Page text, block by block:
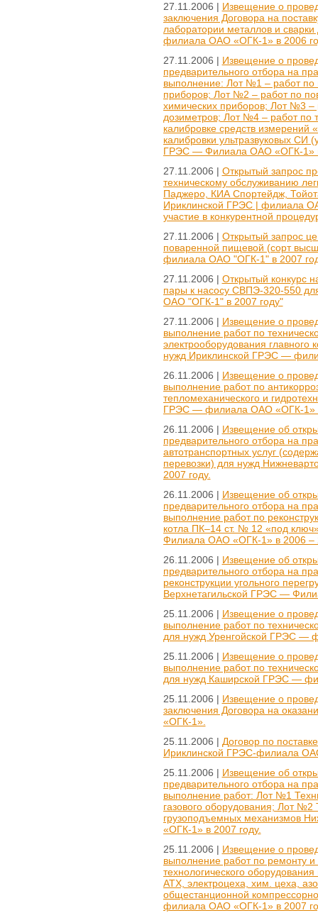
27.11.2006 | Извещение о
заключения Договора на
лаборатории металлов и
филиала ОАО «ОГК-1» в 2006
27.11.2006 | Извещение о
предварительного отбора на
выполнение: Лот №1 – работ по
приборов; Лот №2 – работ по
химических приборов; Лот №3 –
дозиметров; Лот №4 – работ по
калибровке средств
калибровки ультразвуковых СИ
ГРЭС — Филиала ОАО «ОГК-1»
27.11.2006 | Открытый запрос
техническому обслуживанию
Паджеро, КИА Спортейдж,
Ириклинской ГРЭС | филиала
участие в конкурентной
27.11.2006 | Открытый запрос
поваренной пищевой (сорт
филиала ОАО "ОГК-1" в 2007
27.11.2006 | Открытый конкурс
пары к насосу СВПЭ-320-550
ОАО "ОГК-1" в 2007 году"
27.11.2006 | Извещение о
выполнение работ по
электрооборудования главного
нужд Ириклинской ГРЭС —
26.11.2006 | Извещение о
выполнение работ по
тепломеханического и
ГРЭС — филиала ОАО «ОГК-1»
26.11.2006 | Извещение об
предварительного отбора на
автотранспортных услуг
перевозки) для нужд
2007 году.
26.11.2006 | Извещение об
предварительного отбора на
выполнение работ по
котла ПК–14 ст. № 12 «под
Филиала ОАО «ОГК-1» в 2006 –
26.11.2006 | Извещение об
предварительного отбора на
реконструкции угольного
Верхнетагильской ГРЭС —
25.11.2006 | Извещение о
выполнение работ по
для нужд Уренгойской ГРЭС —
25.11.2006 | Извещение о
выполнение работ по
для нужд Каширской ГРЭС —
25.11.2006 | Извещение о
заключения Договора на
«ОГК-1».
25.11.2006 | Договор по
Ириклинской ГРЭС-филиала
25.11.2006 | Извещение об
предварительного отбора на
выполнение работ: Лот №1
газового оборудования; Лот
грузоподъемных механизмов
«ОГК-1» в 2007 году.
25.11.2006 | Извещение о
выполнение работ по ремонту
технологического
АТХ, электроцеха, хим. цеха,
общестанционной
филиала ОАО «ОГК-1» в 2007